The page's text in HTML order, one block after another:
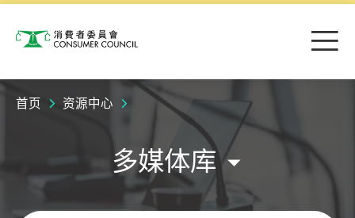
消费者委员会 目
首页 资源中心
多媒体库